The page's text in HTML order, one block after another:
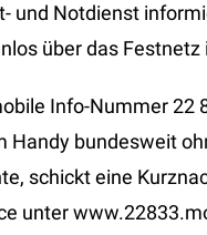
und Notdienst
über das
Info-Nummer 22
Handy bundesweit
schickt eine
unter